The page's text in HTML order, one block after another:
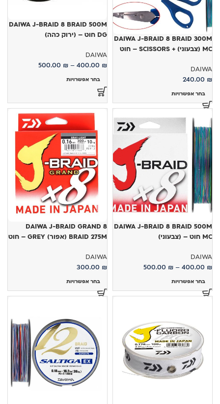
DAIWA J-BRAID 8 BRAID 300M
MC (צבעוני) + SCISSORS – חוט
DAIWA
240.00 ₪
בחר אפשרויות
DAIWA J-BRAID 8 BRAID 500M
DG חוט – (ירוק כהה)
DAIWA
400.00 ₪
–
500.00 ₪
בחר אפשרויות
DAIWA J-BRAID 8 BRAID 500M
MC חוט – (צבעוני)
DAIWA
400.00 ₪
–
500.00 ₪
בחר אפשרויות
DAIWA J-BRAID GRAND 8
BRAID 275M (אפור) GREY – חוט
DAIWA
300.00 ₪
בחר אפשרויות